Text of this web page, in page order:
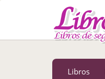
MENÚ PRINCIPAL
Libros